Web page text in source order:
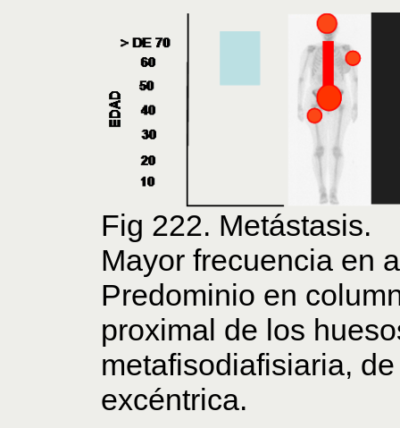
Fig 222. Metástasis.
Mayor frecuencia en
Predominio en
proximal de los
metafisodiafisiaria,
excéntrica.